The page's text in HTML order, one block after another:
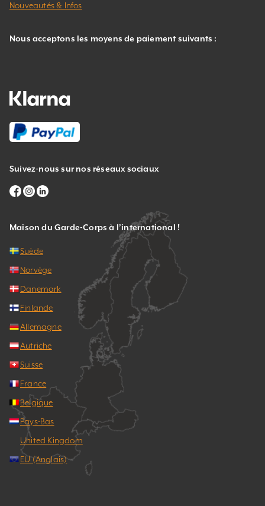
Nouveautés & Infos
Nous acceptons les moyens de paiement suivants :
Suivez-nous sur nos réseaux sociaux
Maison du Garde-Corps à l’international !
Suède
Norvège
Danemark
Finlande
Allemagne
Autriche
Suisse
France
Belgique
Pays-Bas
United Kingdom
EU (Anglais)